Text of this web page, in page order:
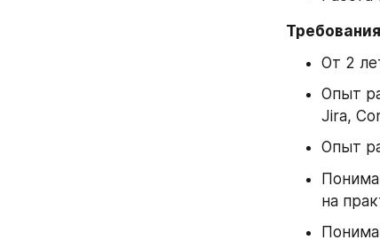
От 2
Опыт
Jira,
Опыт
на